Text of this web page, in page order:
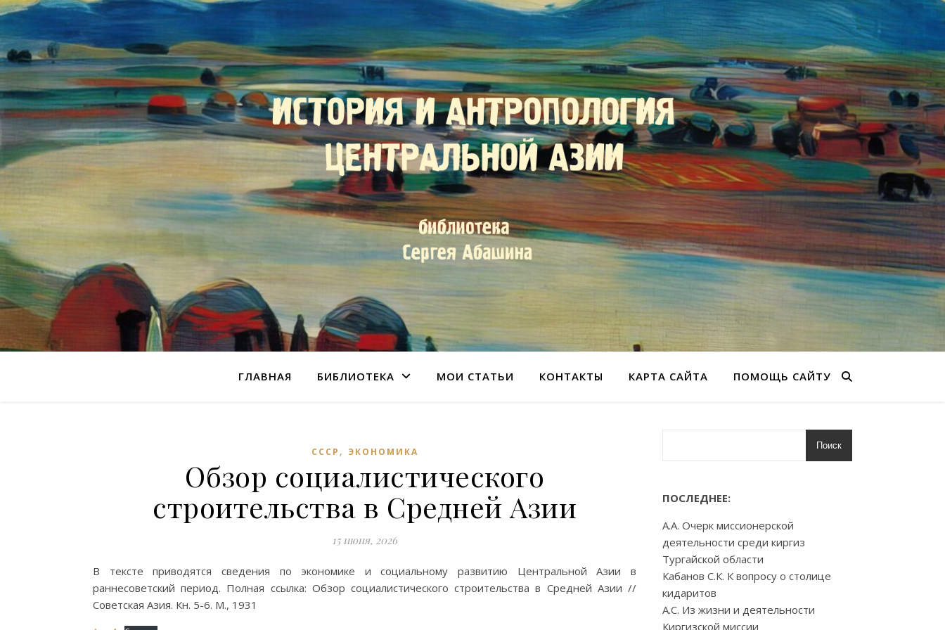
ГЛАВНАЯ БИБЛИОТЕКА МОИ СТАТЬИ КОНТАКТЫ КАРТА САЙТА ПОМОЩЬ САЙТУ
СССР , ЭКОНОМИКА
Обзор социалистического
строительства в Средней Азии
15 июня, 2026
В тексте приводятся сведения по экономике и социальному развитию Центральной Азии в
раннесоветский период. Полная ссылка: Обзор социалистического строительства в Средней Азии //
Советская Азия. Кн. 5-6. М., 1931
Поиск
ПОСЛЕДНЕЕ:
А.А. Очерк миссионерской
деятельности среди киргиз
Тургайской области
Кабанов С.К. К вопросу о столице
кидаритов
А.С. Из жизни и деятельности
Киргизской миссии